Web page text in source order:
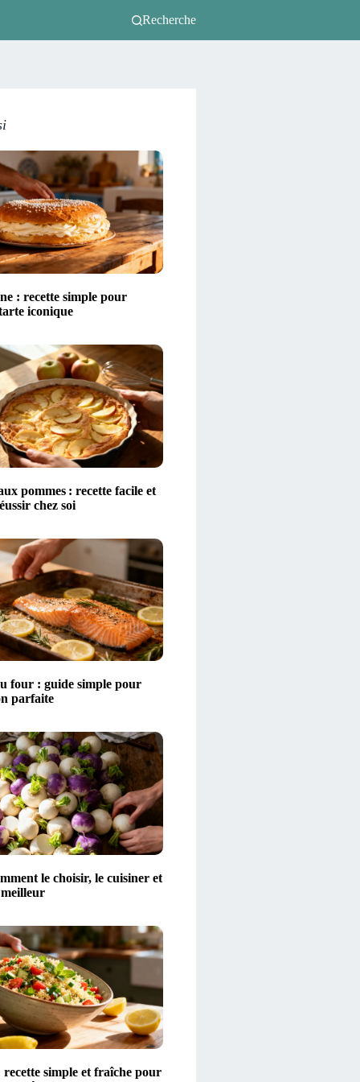
Recherche
: recette simple pour
iconique
pommes : recette facile et
chez soi
four : guide simple pour
parfaite
le choisir, le cuisiner et
simple et fraîche pour